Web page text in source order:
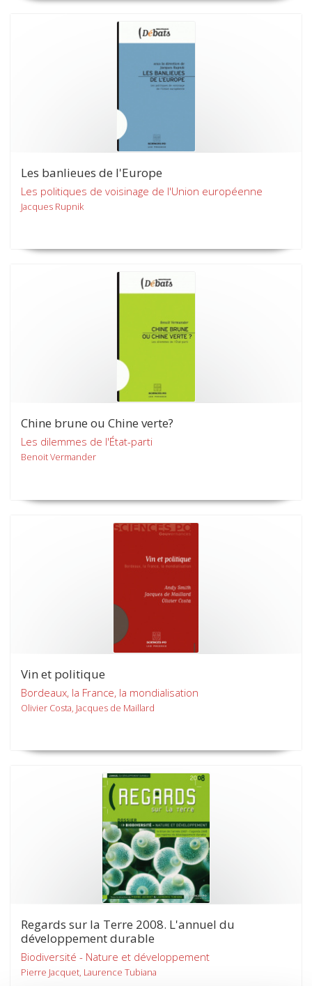
Les banlieues de l'Europe
Les politiques de voisinage de l'Union européenne
Jacques Rupnik
Chine brune ou Chine verte?
Les dilemmes de l'État-parti
Benoit Vermander
Vin et politique
Bordeaux, la France, la mondialisation
Olivier Costa, Jacques de Maillard
Regards sur la Terre 2008. L'annuel du
développement durable
Biodiversité - Nature et développement
Pierre Jacquet, Laurence Tubiana